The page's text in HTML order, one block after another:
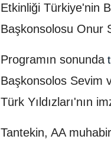
Etkinliği Türkiye'nin
Başkonsolosu Onur
Programın sonunda
Başkonsolos Sevim
Türk Yıldızları'nın
Tantekin, AA